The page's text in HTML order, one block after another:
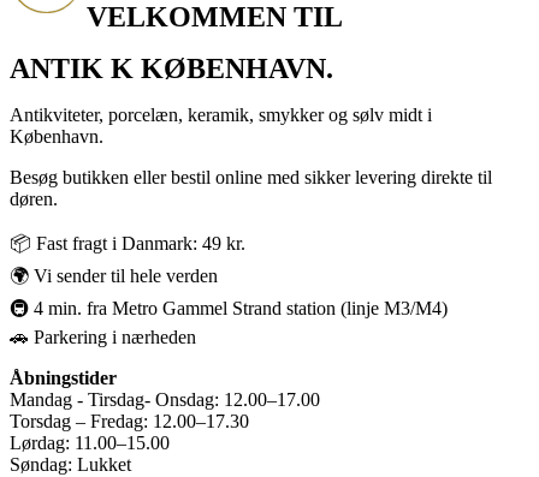
VELKOMMEN TIL
ANTIK K KØBENHAVN.
Antikviteter, porcelæn, keramik, smykker og sølv midt i
København.
Besøg butikken eller bestil online med sikker levering direkte til
døren.
📦 Fast fragt i Danmark: 49 kr.
🌍 Vi sender til hele verden
🚇 4 min. fra Metro Gammel Strand station (linje M3/M4)
🚗 Parkering i nærheden
Åbningstider
Mandag - Tirsdag- Onsdag: 12.00–17.00
Torsdag – Fredag: 12.00–17.30
Lørdag: 11.00–15.00
Søndag: Lukket